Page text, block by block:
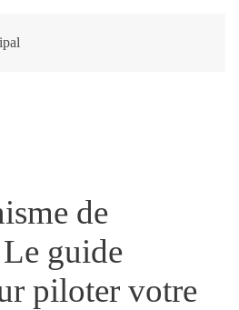
de
guide
piloter votre